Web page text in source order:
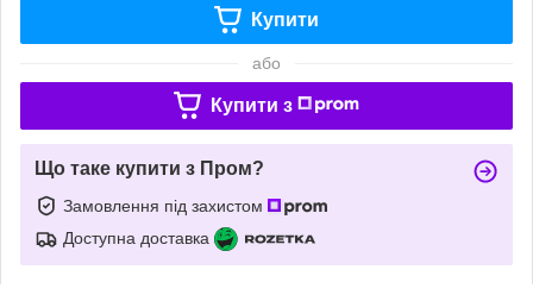
Купити
або
Купити з
Що таке купити з Пром?
Замовлення під захистом
Доступна доставка